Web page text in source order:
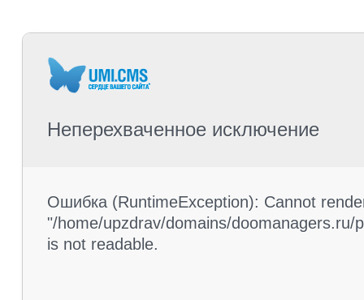
Неперехваченное исключение
Ошибка (RuntimeException): Cannot
"/home/upzdrav/domains/
is not readable.